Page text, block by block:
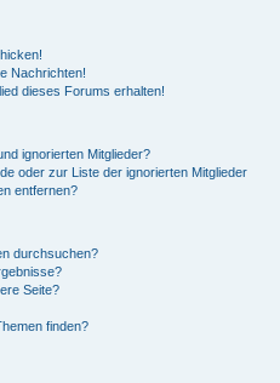
Nachrichten!
dieses Forums erhalten!
ignorierten Mitglieder?
oder zur Liste der ignorierten Mitglieder
entfernen?
durchsuchen?
Seite?
finden?